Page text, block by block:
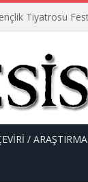
Tiyatrosu
/ ARAŞTIRMA